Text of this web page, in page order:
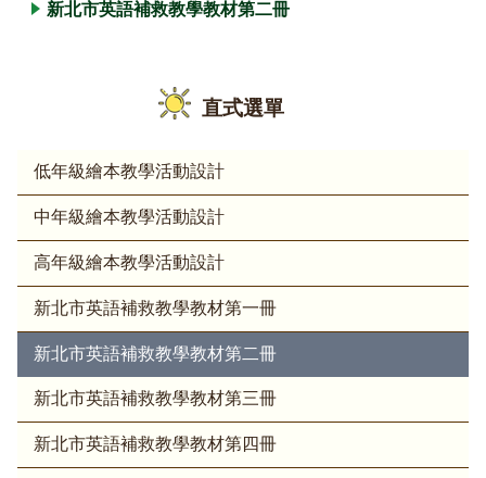
新北市英語補救教學教材第二冊
直式選單
低年級繪本教學活動設計
中年級繪本教學活動設計
高年級繪本教學活動設計
新北市英語補救教學教材第一冊
新北市英語補救教學教材第二冊
新北市英語補救教學教材第三冊
新北市英語補救教學教材第四冊